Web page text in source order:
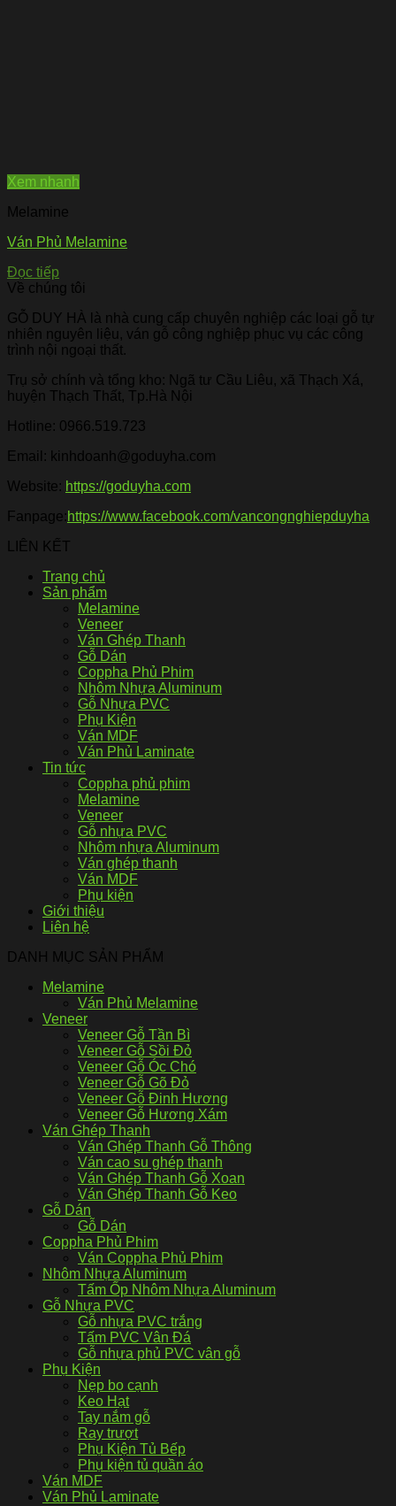
Xem nhanh
Melamine
Ván Phủ Melamine
Đọc tiếp
Về chúng tôi
GỖ DUY HÀ là nhà cung cấp chuyên nghiệp các loại gỗ tự
nhiên nguyên liệu, ván gỗ công nghiệp phục vụ các công
trình nội ngoại thất.
Trụ sở chính và tổng kho: Ngã tư Cầu Liêu, xã Thạch Xá,
huyện Thạch Thất, Tp.Hà Nội
Hotline: 0966.519.723
Email: kinhdoanh@goduyha.com
Website: https://goduyha.com
Fanpage:https://www.facebook.com/vancongnghiepduyha
LIÊN KẾT
Trang chủ
Sản phẩm
Melamine
Veneer
Ván Ghép Thanh
Gỗ Dán
Coppha Phủ Phim
Nhôm Nhựa Aluminum
Gỗ Nhựa PVC
Phụ Kiện
Ván MDF
Ván Phủ Laminate
Tin tức
Coppha phủ phim
Melamine
Veneer
Gỗ nhựa PVC
Nhôm nhựa Aluminum
Ván ghép thanh
Ván MDF
Phụ kiện
Giới thiệu
Liên hệ
DANH MỤC SẢN PHẨM
Melamine
Ván Phủ Melamine
Veneer
Veneer Gỗ Tần Bì
Veneer Gỗ Sồi Đỏ
Veneer Gỗ Óc Chó
Veneer Gỗ Gõ Đỏ
Veneer Gỗ Đinh Hương
Veneer Gỗ Hương Xám
Ván Ghép Thanh
Ván Ghép Thanh Gỗ Thông
Ván cao su ghép thanh
Ván Ghép Thanh Gỗ Xoan
Ván Ghép Thanh Gỗ Keo
Gỗ Dán
Gỗ Dán
Coppha Phủ Phim
Ván Coppha Phủ Phim
Nhôm Nhựa Aluminum
Tấm Ốp Nhôm Nhựa Aluminum
Gỗ Nhựa PVC
Gỗ nhựa PVC trắng
Tấm PVC Vân Đá
Gỗ nhựa phủ PVC vân gỗ
Phụ Kiện
Nẹp bo cạnh
Keo Hạt
Tay nắm gỗ
Ray trượt
Phụ Kiện Tủ Bếp
Phụ kiện tủ quần áo
Ván MDF
Ván Phủ Laminate